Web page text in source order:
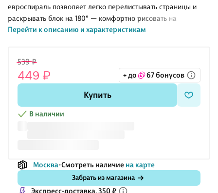
евроспираль позволяет легко перелистывать страницы и
раскрывать блок на 180° — комфортно рисовать на
развороте. Белая офсетная бумага плотностью 100 г/м²
Обложка с характерной надписью добавляет настроения с
лёгкой долей сарказма.
Перейти к описанию и характеристикам
скошенный
гребень, тв.
539 ₽
449 ₽ + до 67 бонусов
Купить
В наличии
Москва Смотреть наличие на карте
Забрать из магазина
Экспресс-доставка, 350 ₽